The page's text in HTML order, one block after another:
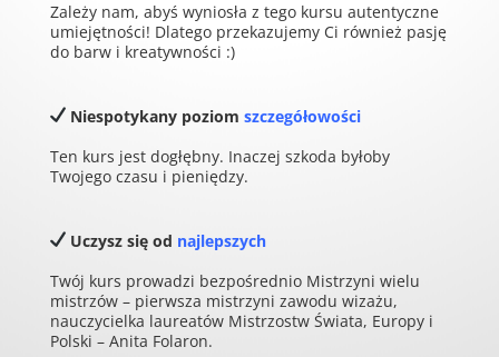
Zależy nam, abyś wyniosła z tego kursu autentyczne
umiejętności! Dlatego przekazujemy Ci również pasję
do barw i kreatywności :)
Niespotykany poziom szczegółowości
Ten kurs jest dogłębny. Inaczej szkoda byłoby
Twojego czasu i pieniędzy.
Uczysz się od najlepszych
Twój kurs prowadzi bezpośrednio Mistrzyni wielu
mistrzów – pierwsza mistrzyni zawodu wizażu,
nauczycielka laureatów Mistrzostw Świata, Europy i
Polski – Anita Folaron.